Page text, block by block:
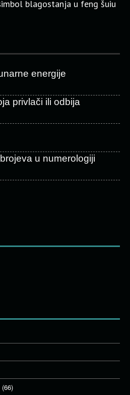
blagostanja u feng šuiu
energije
privlači ili odbija
u numerologiji
(66)